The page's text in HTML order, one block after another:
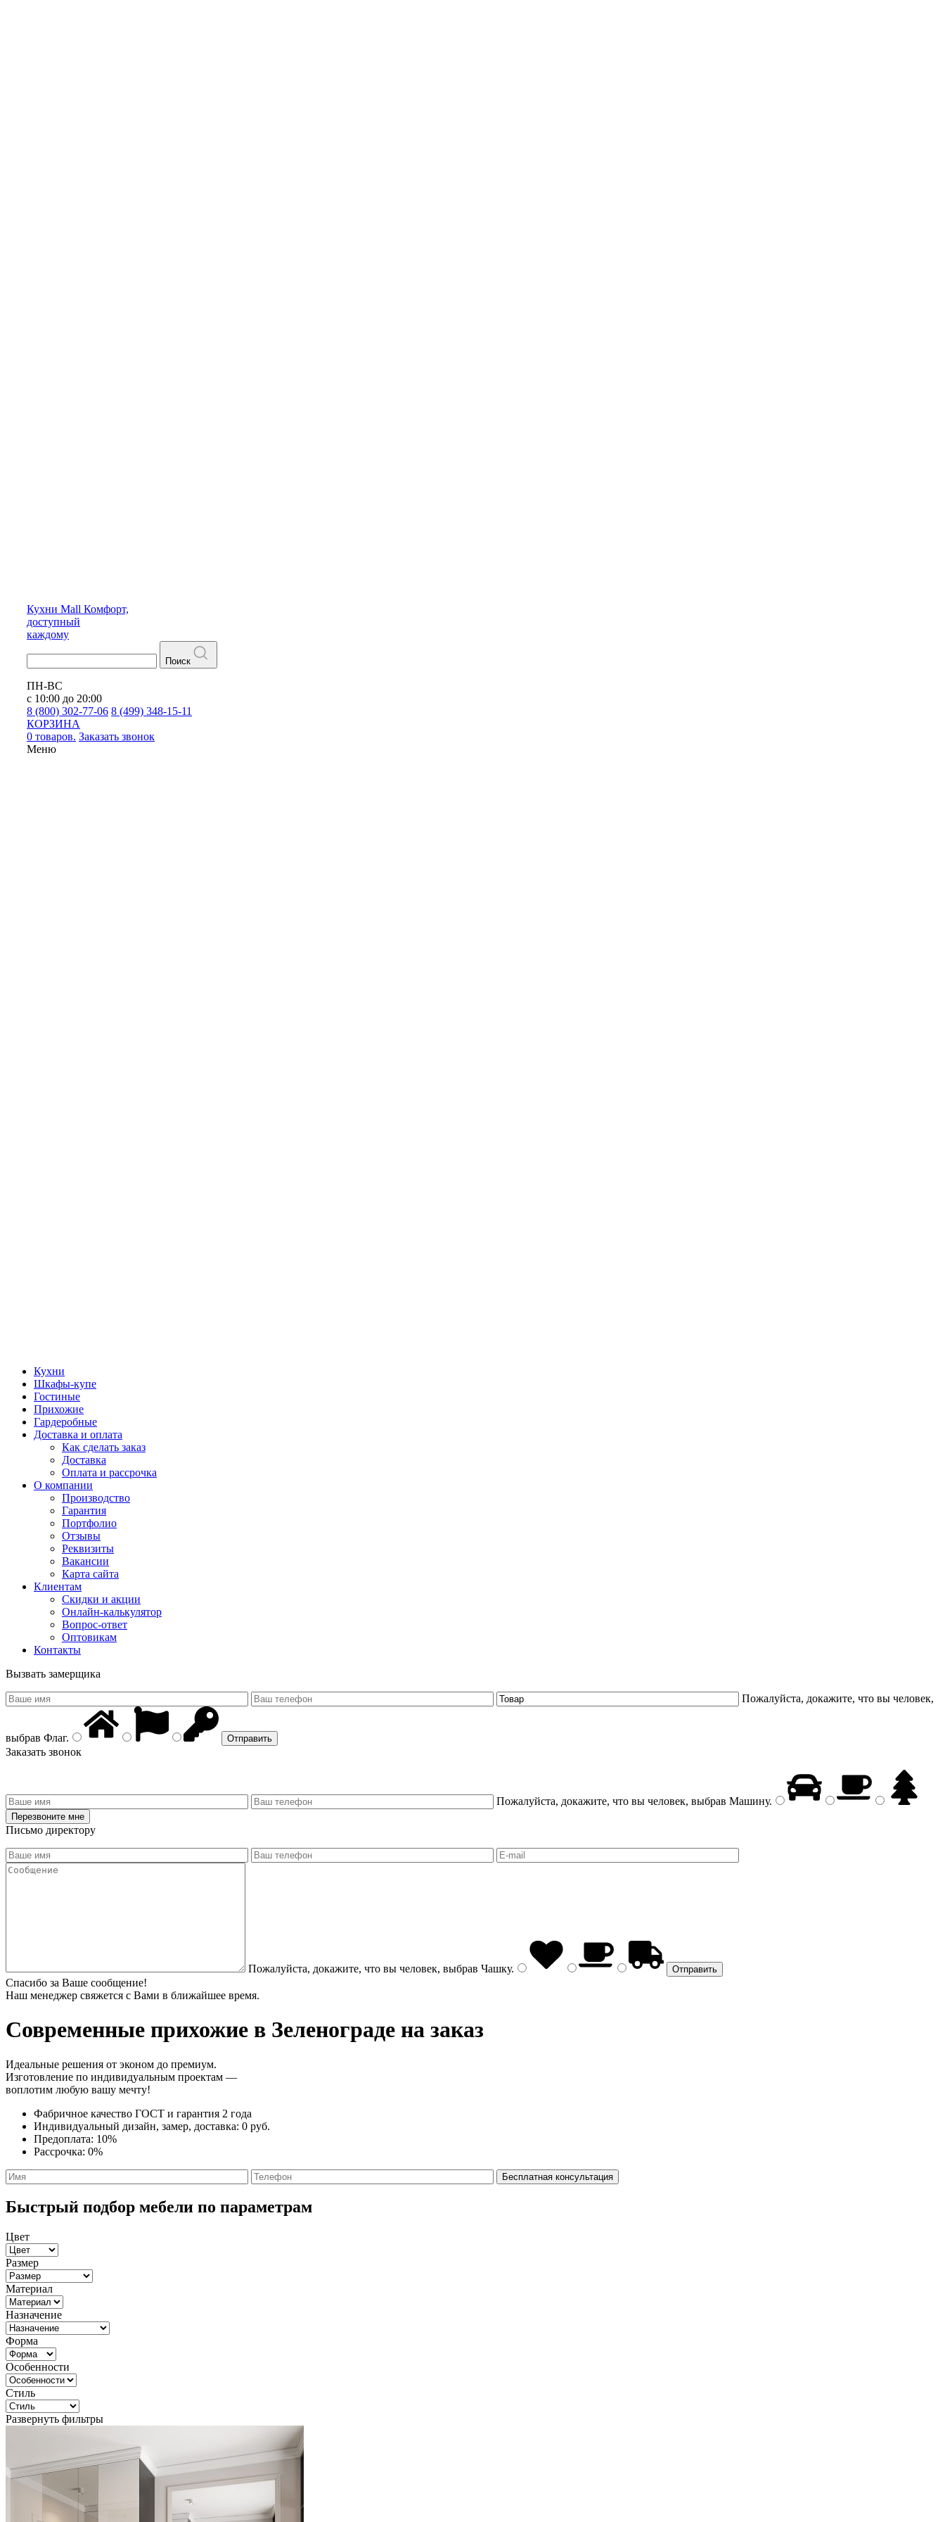
Кухни Mall Комфорт,
доступный
каждому
Поиск
ПН-ВС
с 10:00 до 20:00
8 (800) 302-77-06 8 (499) 348-15-11
КОРЗИНА
0 товаров. Заказать звонок
Меню
Кухни
Шкафы-купе
Гостиные
Прихожие
Гардеробные
Доставка и оплата
Как сделать заказ
Доставка
Оплата и рассрочка
О компании
Производство
Гарантия
Портфолио
Отзывы
Реквизиты
Вакансии
Карта сайта
Клиентам
Скидки и акции
Онлайн-калькулятор
Вопрос-ответ
Оптовикам
Контакты
Вызвать замерщика
Пожалуйста, докажите, что вы человек,
выбрав Флаг.
Заказать звонок
Пожалуйста, докажите, что вы человек, выбрав Машину.
Письмо директору
Пожалуйста, докажите, что вы человек, выбрав Чашку.
Спасибо за Ваше сообщение!
Наш менеджер свяжется с Вами в ближайшее время.
Современные прихожие в Зеленограде на заказ
Идеальные решения от эконом до премиум.
Изготовление по индивидуальным проектам —
воплотим любую вашу мечту!
Фабричное качество ГОСТ и гарантия 2 года
Индивидуальный дизайн, замер, доставка: 0 руб.
Предоплата: 10%
Рассрочка: 0%
Быстрый подбор мебели по параметрам
Цвет
Размер
Материал
Назначение
Форма
Особенности
Стиль
Развернуть фильтры